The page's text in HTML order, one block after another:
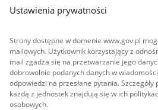
Ustawienia prywatności
Strony dostępne w domenie www.gov.pl
mailowych. Użytkownik korzystający z
mail zgadza się na przetwarzanie jego
dobrowolnie podanych danych w
odpowiedzi na przesłane pytania.
każdą z jednostek znajdują się w ich
osobowych.